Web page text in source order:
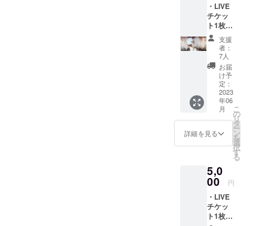
・LIVE
チケッ
ト1枚
(LIVE不
参加で
も〇) ・
メッ
セージ
カード
・ファ
ンミー
ティン
グ参加
権利(都
内某
所、7月
定。※在
庫数の
設定な
し)
支援
者：
7人
お届
け予
定：
2023
年06
月
詳細を見る
こ
の
リ
タ
ー
ン
を
選
択
す
る
5,0
00 円
・LIVE
チケッ
ト1枚